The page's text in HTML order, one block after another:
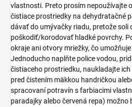
vlastnosti. Preto prosím nepoužívajte
čistiace prostriedky na dehydratačné
dávať do umývačky riadu, pretože soli
poškodiť/korodovať hladké povrchy.
okraje ani otvory mriežky, čo
Jednoducho naplňte police vodou,
čistiaceho prostriedku, naukladajte ich
pred čistením mäkkou handričkou
spracovaní potravín s farbiacimi
paradajky alebo červená repa) možno